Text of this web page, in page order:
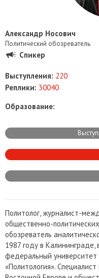
Александр Носович
Политический обозреватель
Спикер
Выступления: 220
Реплики: 30040
Образование:
Политолог, журналист-
общественно-
обозреватель
1987 году в Калининграде,
федеральный университет
«Политология».